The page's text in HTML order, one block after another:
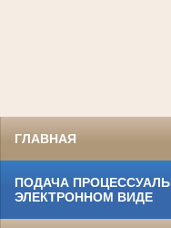
ГЛАВНАЯ
ПОДАЧА
ЭЛЕКТРОННОМ ВИДЕ